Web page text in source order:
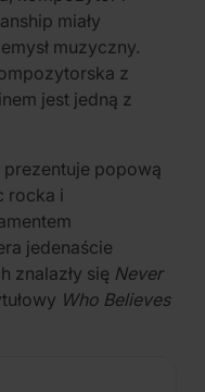
miały
muzyczny.
z
jest jedną z
prezentuje popową
rocka i
jedenaście
znalazły się Never
Who Believes